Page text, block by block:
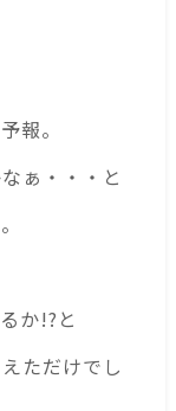
報。
ぁ・・・と
か!?と
ただけでし